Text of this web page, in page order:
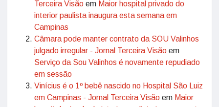
Terceira Visão em Maior hospital privado do
interior paulista inaugura esta semana em
Campinas
Câmara pode manter contrato da SOU Valinhos
julgado irregular - Jornal Terceira Visão em
Serviço da Sou Valinhos é novamente repudiado
em sessão
Vinícius é o 1º bebê nascido no Hospital São Luiz
em Campinas - Jornal Terceira Visão em Maior